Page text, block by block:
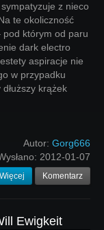
z nieco
te okoliczność
pod którym od paru
dark electro
aspiracje nie
w przypadku
krążek
Autor: Gorg666
2012-01-07
Więcej Komentarz
Ewigkeit